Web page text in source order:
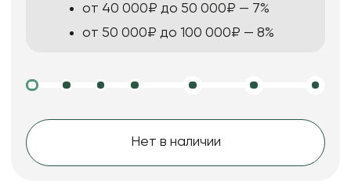
от 40 000₽ до 50 000₽ — 7%
от 50 000₽ до 100 000₽ — 8%
Нет в наличии